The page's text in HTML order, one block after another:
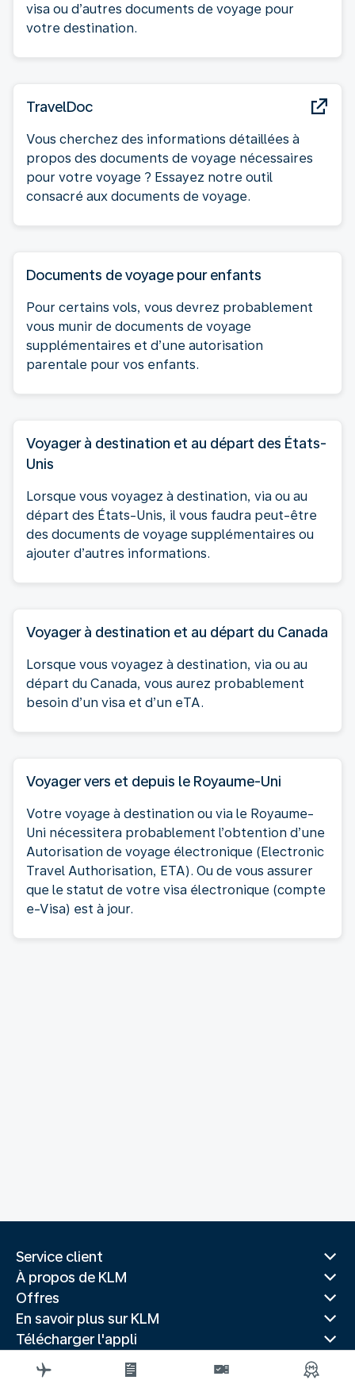
visa ou d’autres documents de voyage pour
votre destination.
TravelDoc
Vous cherchez des informations détaillées à
propos des documents de voyage nécessaires
pour votre voyage ? Essayez notre outil
consacré aux documents de voyage.
Documents de voyage pour enfants
Pour certains vols, vous devrez probablement
vous munir de documents de voyage
supplémentaires et d’une autorisation
parentale pour vos enfants.
Voyager à destination et au départ des États-
Unis
Lorsque vous voyagez à destination, via ou au
départ des États-Unis, il vous faudra peut-être
des documents de voyage supplémentaires ou
ajouter d’autres informations.
Voyager à destination et au départ du Canada
Lorsque vous voyagez à destination, via ou au
départ du Canada, vous aurez probablement
besoin d’un visa et d’un eTA.
Voyager vers et depuis le Royaume-Uni
Votre voyage à destination ou via le Royaume-
Uni nécessitera probablement l’obtention d’une
Autorisation de voyage électronique (Electronic
Travel Authorisation, ETA). Ou de vous assurer
que le statut de votre visa électronique (compte
e-Visa) est à jour.
Service client
À propos de KLM
Offres
En savoir plus sur KLM
Télécharger l'appli
Sites Web associés